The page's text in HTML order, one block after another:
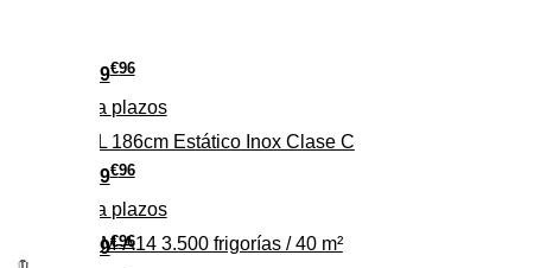
279€96
349€96
Pago a plazos
315 C 315L 186cm Estático Inox Clase C
369€96
Pago a plazos
CLIM-A14 3.500 frigorías / 40 m²